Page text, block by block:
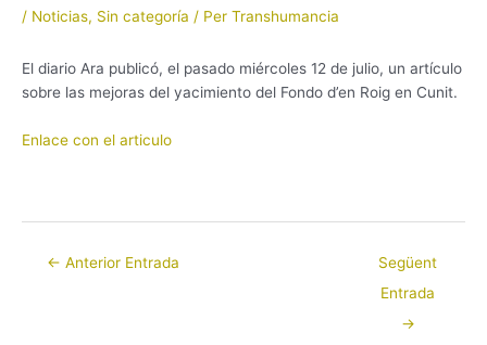
/ Noticias, Sin categoría / Per Transhumancia
El diario Ara publicó, el pasado miércoles 12 de julio, un artículo
sobre las mejoras del yacimiento del Fondo d’en Roig en Cunit.
Enlace con el articulo
← Anterior Entrada
Següent
Entrada
→